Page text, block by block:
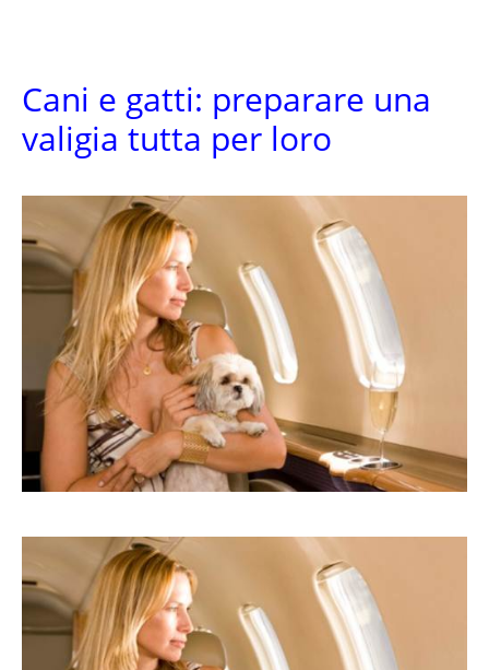
Cani e gatti: preparare una
valigia tutta per loro